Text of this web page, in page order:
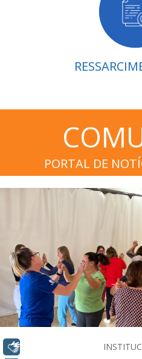
PORTAL DE